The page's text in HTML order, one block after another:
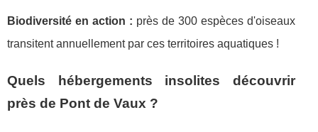
Biodiversité en action : près de 300 espèces d'oiseaux
transitent annuellement par ces territoires aquatiques !
Quels hébergements insolites découvrir
près de Pont de Vaux ?